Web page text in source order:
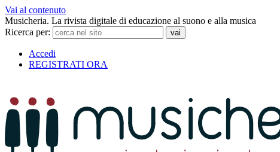
Vai al contenuto
Musicheria. La rivista digitale di educazione al suono e alla musica
Ricerca per:
Accedi
REGISTRATI ORA